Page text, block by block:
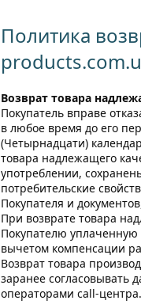
Политика
Возврат товара
Покупатель вправе
в любое время до его
(Четырнадцати)
товара надлежащего
употреблении,
потребительские
Покупателя и
При возврате товара
Покупателю уплаченную
вычетом компенсации
Возврат товара
заранее согласовывать
операторами call-центра.